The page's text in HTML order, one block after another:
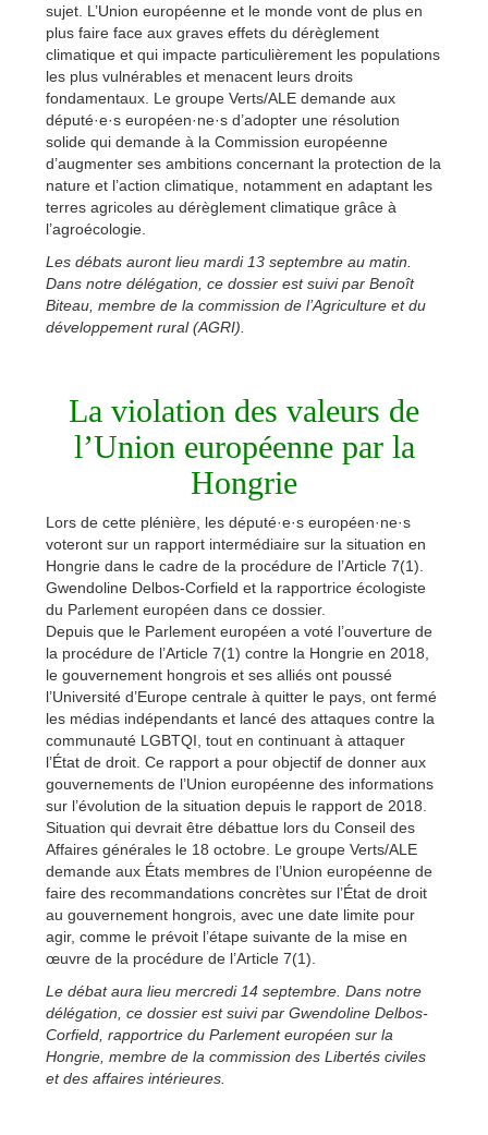
sujet. L’Union européenne et le monde vont de plus en
plus faire face aux graves effets du dérèglement
climatique et qui impacte particulièrement les populations
les plus vulnérables et menacent leurs droits
fondamentaux. Le groupe Verts/ALE demande aux
député·e·s européen·ne·s d’adopter une résolution
solide qui demande à la Commission européenne
d’augmenter ses ambitions concernant la protection de la
nature et l’action climatique, notamment en adaptant les
terres agricoles au dérèglement climatique grâce à
l’agroécologie.
Les débats auront lieu mardi 13 septembre au matin
Dans notre délégation, ce dossier est suivi par Benoît
Biteau , membre de la commission de l’Agriculture et du
développement rural (AGRI).
La violation des valeurs de
l’Union européenne par la
Hongrie
Lors de cette plénière, les député·e·s européen·ne·s
voteront sur un rapport intermédiaire sur la situation en
Hongrie dans le cadre de la procédure de l’Article 7(1).
Gwendoline Delbos-Corfield et la rapportrice écologiste
du Parlement européen dans ce dossier.
Depuis que le Parlement européen a voté l’ouverture de
la procédure de l’Article 7(1) contre la Hongrie en 2018,
le gouvernement hongrois et ses alliés ont poussé
l’Université d’Europe centrale à quitter le pays, ont fermé
les médias indépendants et lancé des attaques contre la
communauté LGBTQI, tout en continuant à attaquer
l’État de droit. Ce rapport a pour objectif de donner aux
gouvernements de l’Union européenne des informations
sur l’évolution de la situation depuis le rapport de 2018.
Situation qui devrait être débattue lors du Conseil des
Affaires générales le 18 octobre. Le groupe Verts/ALE
demande aux États membres de l’Union européenne de
faire des recommandations concrètes sur l’État de droit
au gouvernement hongrois, avec une date limite pour
agir, comme le prévoit l’étape suivante de la mise en
œuvre de la procédure de l’Article 7(1).
Le débataura lieu mercredi14 septembre. Dans notre
délégation, ce dossier est suivi par Gwendoline Delbos-
Corfield, rapportrice du Parlement européen sur la
Hongrie , membre de la commission des Libertés civiles
et des affaires intérieures.